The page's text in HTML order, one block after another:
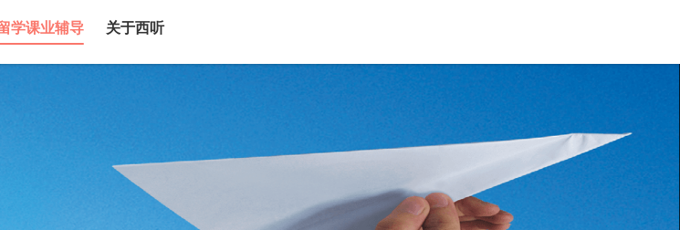
学课业辅导 关于西听